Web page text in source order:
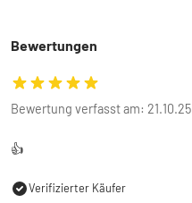
Bewertungen
Bewertung verfasst am: 21.10.25
👍
Verifizierter Käufer